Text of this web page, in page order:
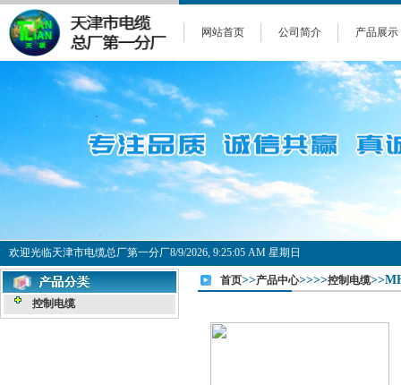
网站首页 公司简介 产品展示
欢迎光临天津市电缆总厂第一分厂8/9/2026, 9:25:05 AM 星期日
控制电缆
首页>>产品中心>>>>控制电缆